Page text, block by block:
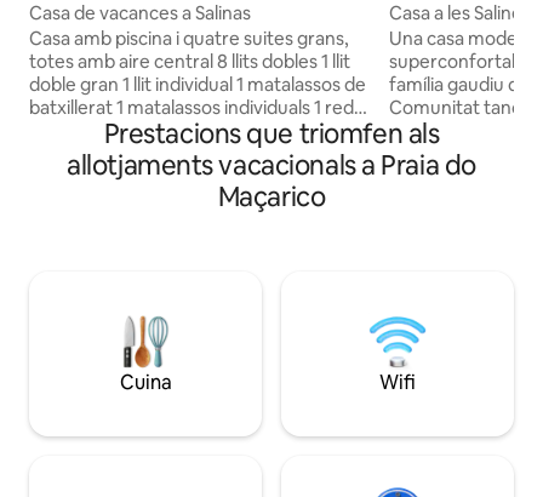
Casa de vacances a Salinas
Casa amb piscina i quatre suites grans,
totes amb aire central 8 llits dobles 1 llit
doble gran 1 llit individual 1 matalassos de
batxillerat 1 matalassos individuals 1 rede
1 televisor amb parabòlic 2 televisors de
42" intel·ligent Wifi de 100 mb Porta
electrònica Xarxa els armadors a totes
Enxoval simples 1 manta per llit
Casa a les Salines
Raízes
Una casa
superconfortable
família gaudiu
Comunitat
24 hores a
habitacions amb
piscina, pati
i tranquil·litat, tot
platja d'Atalaia.
Prestacions que triomfen als
allotjaments vacacionals a Praia do
Maçarico
Cuina Wifi